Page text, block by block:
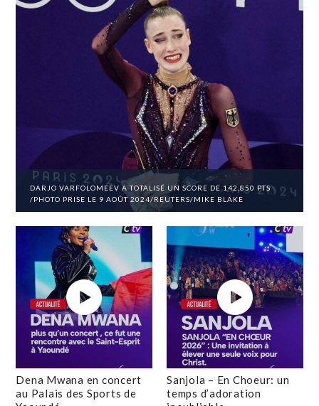
DARJO VARFOLOMEEV A TOTALISÉ UN SCORE DE 142,850 PTS
/PHOTO PRISE LE 9 AOÛT 2024/REUTERS/MIKE BLAKE
Dena Mwana en concert
au Palais des Sports de
Sanjola – En Choeur: un
temps d’adoration